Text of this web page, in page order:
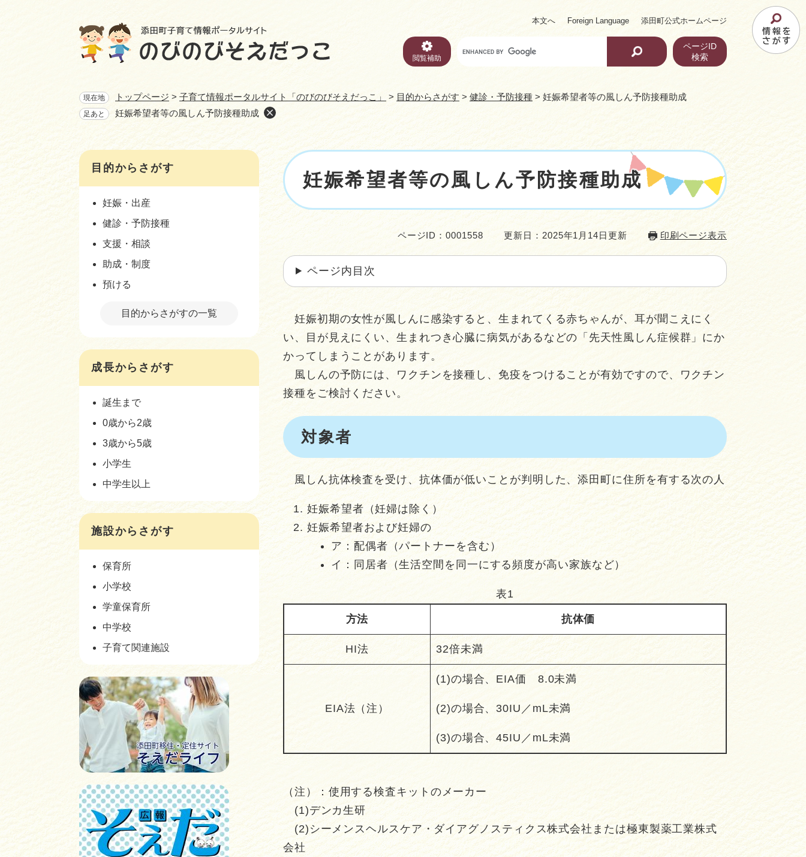
本文へ Foreign Language 添田町公式ホームページ
閲覧補助
ド
ページID
検索
現在地 トップページ > 子育て情報ポータルサイト「のびのびそえだっこ」 > 目的からさがす > 健診・予防接種 > 妊娠希望者等の風しん予防接種助成
足あと 妊娠希望者等の風しん予防接種助成
本
文
妊娠希望者等の風しん予防接種助成
ページID：0001558 更新日：2025年1月14日更新 印刷ページ表示
ページ内目次
妊娠初期の女性が風しんに感染すると、生まれてくる赤ちゃんが、耳が聞こえにく
い、目が見えにくい、生まれつき心臓に病気があるなどの「先天性風しん症候群」にか
かってしまうことがあります。
風しんの予防には、ワクチンを接種し、免疫をつけることが有効ですので、ワクチン
接種をご検討ください。
対象者
風しん抗体検査を受け、抗体価が低いことが判明した、添田町に住所を有する次の人
妊娠希望者（妊婦は除く）
妊娠希望者および妊婦の
ア：配偶者（パートナーを含む）
イ：同居者（生活空間を同一にする頻度が高い家族など）
表1
方法 抗体価
HI法 32倍未満
EIA法（注）
(1)の場合、EIA価 8.0未満
(2)の場合、30IU／mL未満
(3)の場合、45IU／mL未満
（注）：使用する検査キットのメーカー
(1)デンカ生研
(2)シーメンスヘルスケア・ダイアグノスティクス株式会社または極東製薬工業株式
会社
目的からさがす
妊娠・出産
健診・予防接種
支援・相談
助成・制度
預ける
目的からさがすの一覧
成長からさがす
誕生まで
0歳から2歳
3歳から5歳
小学生
中学生以上
施設からさがす
保育所
小学校
学童保育所
中学校
子育て関連施設